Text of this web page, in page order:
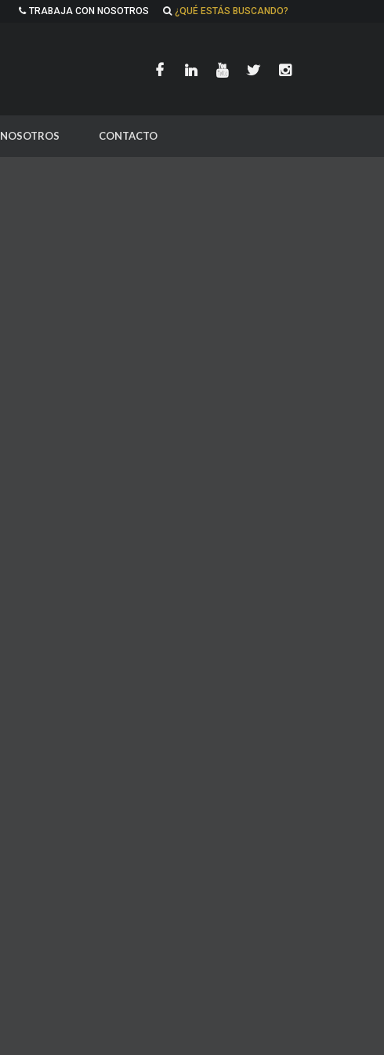
TRABAJA CON NOSOTROS ¿QUÉ ESTÁS BUSCANDO?
NOSOTROS CONTACTO